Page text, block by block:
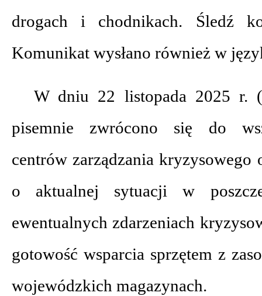
drogach i chodnikach. Śledź
Komunikat wysłano również w
W dniu 22 listopada 2025 r.
pisemnie zwrócono się do
centrów zarządzania kryzysowego
o aktualnej sytuacji w
ewentualnych zdarzeniach
gotowość wsparcia sprzętem z
wojewódzkich magazynach.